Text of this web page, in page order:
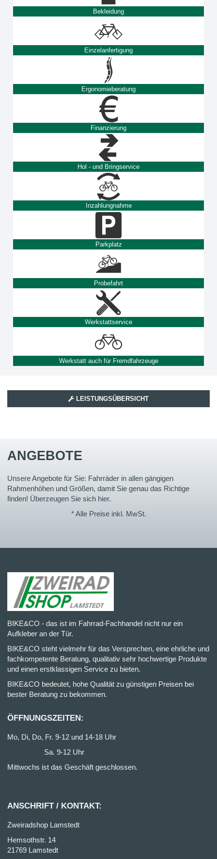
Bekleidung
Einzelanfertigung
Ergonomieberatung
Finanzierung
Hol - und Bringservice
Inzahlungnahme
Parkplatz
Probefahrt
Werkstattservice
Werkstatt auch für Fremdfahrzeuge
LEISTUNGSÜBERSICHT
ANGEBOTE
Unsere Angebote für Sie: Fahrräder in allen gängigen
Rahmenhöhen und Größen, damit Sie genau das Richtige
finden! Überzeugen Sie sich hier.
* Alle Preise inkl. MwSt.
BIKE&CO - das ist im Fahrrad-Fachhandel nicht nur ein
Aufkleber an der Tür.
BIKE&CO steht vielmehr für das Versprechen, eine ehrliche und
fachkompetente Beratung, qualitativ sehr hochwertige Produkte
und einen erstklassigen Service zu bieten.
BIKE&CO bedeutet, hohe Qualität zu günstigen Preisen bei
bester Beratung zu bekommen.
ÖFFNUNGSZEITEN:
Mo, Di, Do, Fr. 9-12 und 14-18 Uhr
Sa. 9-12 Uhr
Mittwochs ist das Geschäft geschlossen.
ANSCHRIFT / KONTAKT:
Zweiradshop Lamstedt
Hemsothstr. 14
21769 Lamstedt